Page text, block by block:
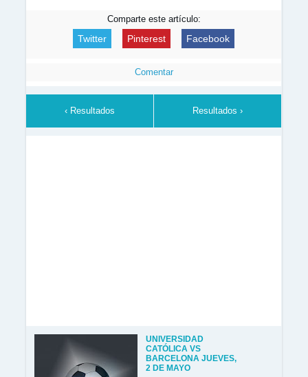
Comparte este artículo:
Twitter Pinterest Facebook
Comentar
‹ Resultados Resultados ›
UNIVERSIDAD
CATÓLICA VS
BARCELONA JUEVES,
2 DE MAYO